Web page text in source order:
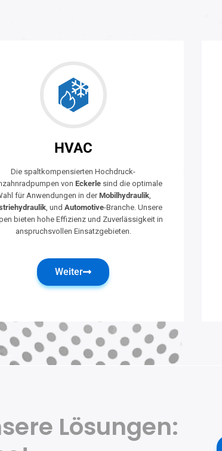
HVAC
Die spaltkompensierten Hochdruck-
vonEckerle sind die optimale
für Anwendungen in derMobilhydraulik,
, undAutomotive-Branche. Unsere
bieten hohe Effizienz und Zuverlässigkeit in
anspruchsvollen Einsatzgebieten.
Weiter
Lösungen: